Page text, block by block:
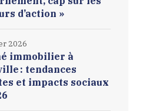
d’action »
immobilier à
: tendances
et impacts sociaux
2026